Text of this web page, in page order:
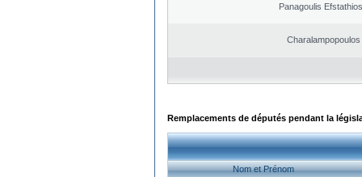
Panagoulis
Remplacements de députés pendant la
Nom et Prénom